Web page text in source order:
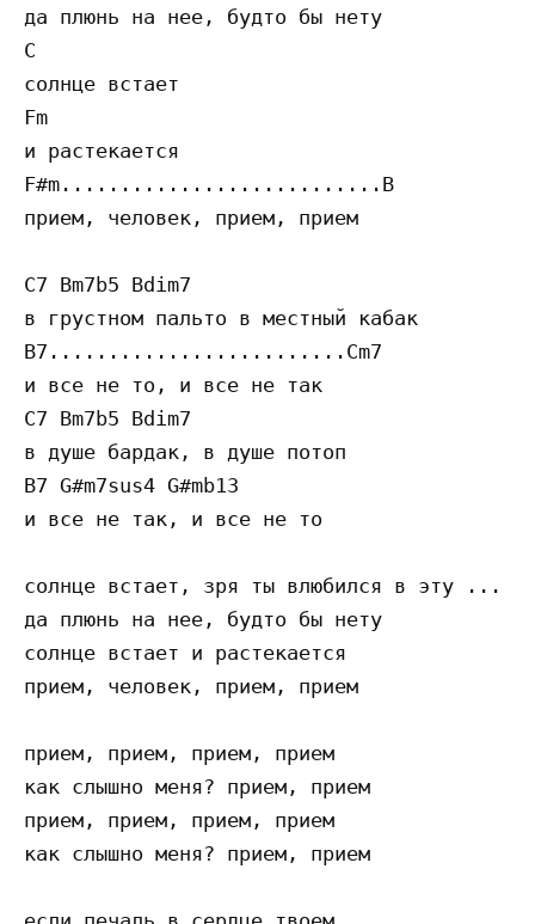
да плюнь на нее, будто бы нету
C
солнце встает
Fm
и растекается
F#m...........................B
прием, человек, прием, прием
C7 Bm7b5 Bdim7
в грустном пальто в местный кабак
B7.........................Cm7
и все не то, и все не так
C7 Bm7b5 Bdim7
в душе бардак, в душе потоп
B7 G#m7sus4 G#mb13
и все не так, и все не то
солнце встает, зря ты влюбился в эту ...
да плюнь на нее, будто бы нету
солнце встает и растекается
прием, человек, прием, прием
прием, прием, прием, прием
как слышно меня? прием, прием
прием, прием, прием, прием
как слышно меня? прием, прием